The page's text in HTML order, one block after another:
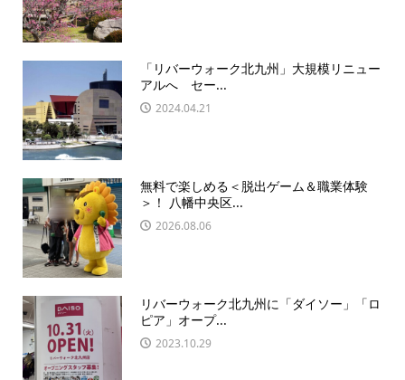
「リバーウォーク北九州」大規模リニュー
アルへ セー...
2024.04.21
無料で楽しめる＜脱出ゲーム＆職業体験
＞！ 八幡中央区...
2026.08.06
リバーウォーク北九州に「ダイソー」「ロ
ピア」オープ...
2023.10.29